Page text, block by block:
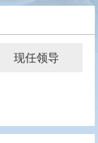
现任领导